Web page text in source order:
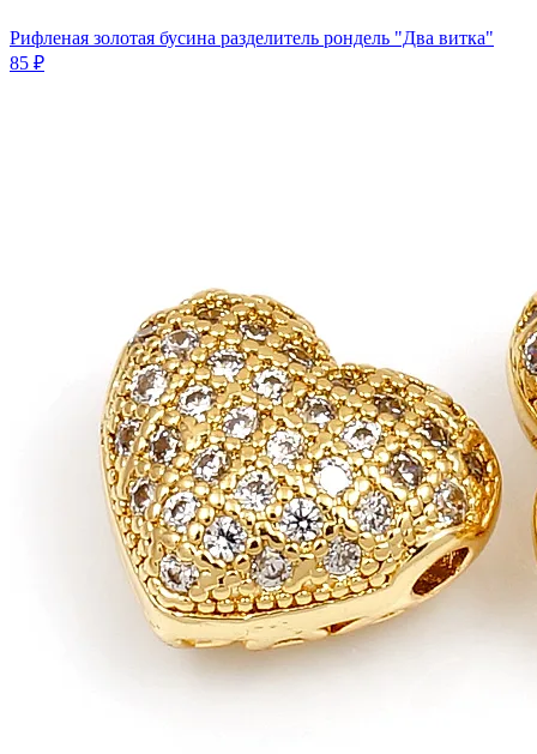
Рифленая золотая бусина разделитель рондель "Два витка"
85 ₽